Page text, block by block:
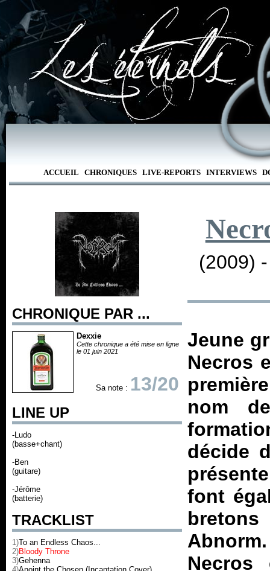
ACCUEIL CHRONIQUES LIVE-REPORTS INTERVIEWS
CHRONIQUE PAR ...
Dexxie
Cette chronique a été mise en ligne
le 01 juin 2021
Sa note : 13/20
LINE UP
-Ludo
(basse+chant)
-Ben
(guitare)
-Jérôme
(batterie)
TRACKLIST
1)To an Endless Chaos...
2)Bloody Throne
3)Gehenna
(2009)
Jeune
Necros
nom
décide
font